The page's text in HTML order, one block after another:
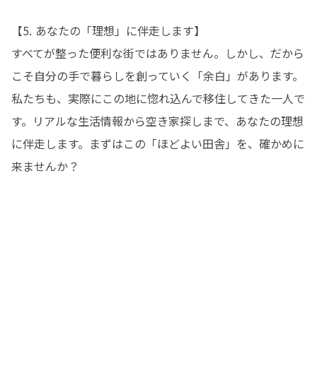
【5. あなたの「理想」に伴走します】
すべてが整った便利な街ではありません。しかし、だから
こそ自分の手で暮らしを創っていく「余白」があります。
私たちも、実際にこの地に惚れ込んで移住してきた一人で
す。リアルな生活情報から空き家探しまで、あなたの理想
に伴走します。まずはこの「ほどよい田舎」を、確かめに
来ませんか？